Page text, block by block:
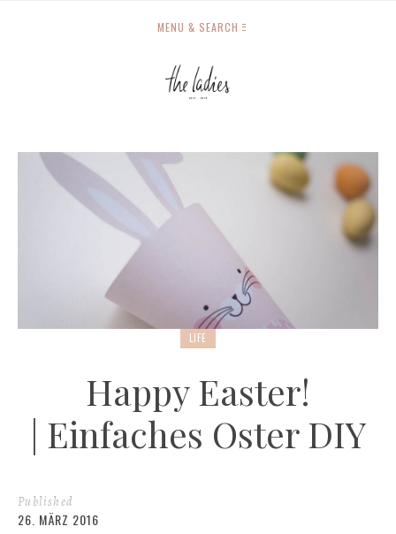
MENU & SEARCH
LIFE
Happy Easter!
| Einfaches Oster DIY
Published
26. MÄRZ 2016